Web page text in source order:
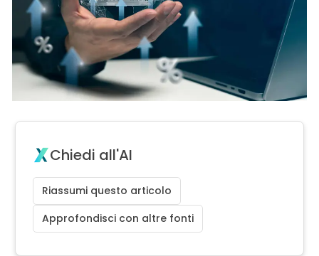
Chiedi all'AI
Riassumi questo articolo
Approfondisci con altre fonti